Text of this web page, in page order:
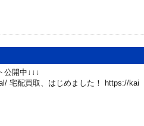
公開中↓↓↓
宅配買取、はじめました！ https://kai